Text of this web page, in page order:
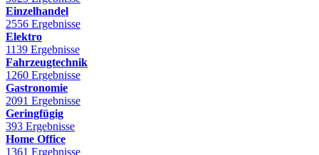
Einzelhandel
2556 Ergebnisse
Elektro
1139 Ergebnisse
Fahrzeugtechnik
1260 Ergebnisse
Gastronomie
2091 Ergebnisse
Geringfügig
393 Ergebnisse
Home Office
1361 Ergebnisse